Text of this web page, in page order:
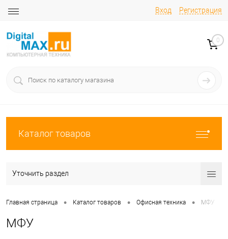
Вход Регистрация
0
Каталог товаров
Уточнить раздел
Главная страница • Каталог товаров • Офисная техника • МФУ
МФУ